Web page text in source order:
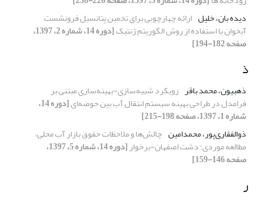
دیده بان، خلیل ارائه چهارچوبی برای تخمین پتانسیل فرونشست
آبخوان با استفاده از روش الگوریتم ژنتیک [دوره 14، شماره 2، 1397،
صفحه 182-194]
ذ
ذهبیون، محمد باقر رویکرد شبیه‌سازی-بهینه‌سازی مبتنی بر
فرامدل در طراحی بهینه سیستم انتقال آب بین حوضه‌ای [دوره 14،
شماره 1، 1397، صفحه 198-215]
ذوالفقاری‌پور، محمدامین چالش‌ها و ملاحظات حقوق بازار آب محلی،
مطالعه موردی: دشت اصفهان-برخوار [دوره 14، شماره 5، 1397،
صفحه 146-159]
ر